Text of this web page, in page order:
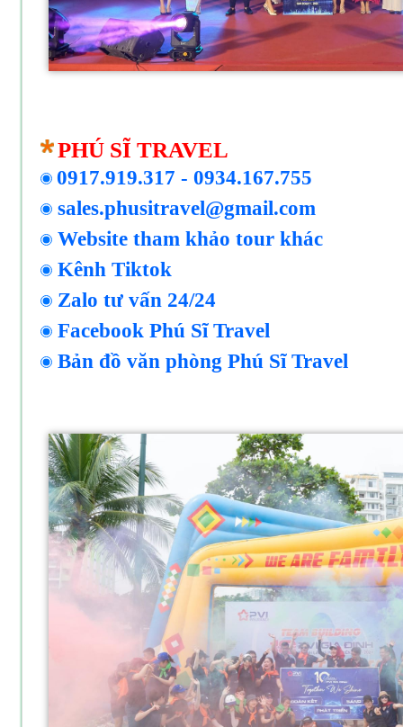
PHÚ SĨ TRAVEL
0917.919.317 - 0934.167.755
sales.phusitravel@gmail.com
Website tham khảo tour khác
Kênh Tiktok
Zalo tư vấn 24/24
Facebook Phú Sĩ Travel
Bản đồ văn phòng Phú Sĩ Travel